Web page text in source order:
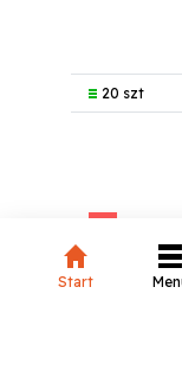
20 szt
PUSZKA
Start